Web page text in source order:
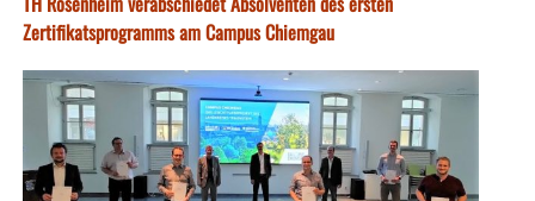
Zertifikatsprogramms am Campus Chiemgau